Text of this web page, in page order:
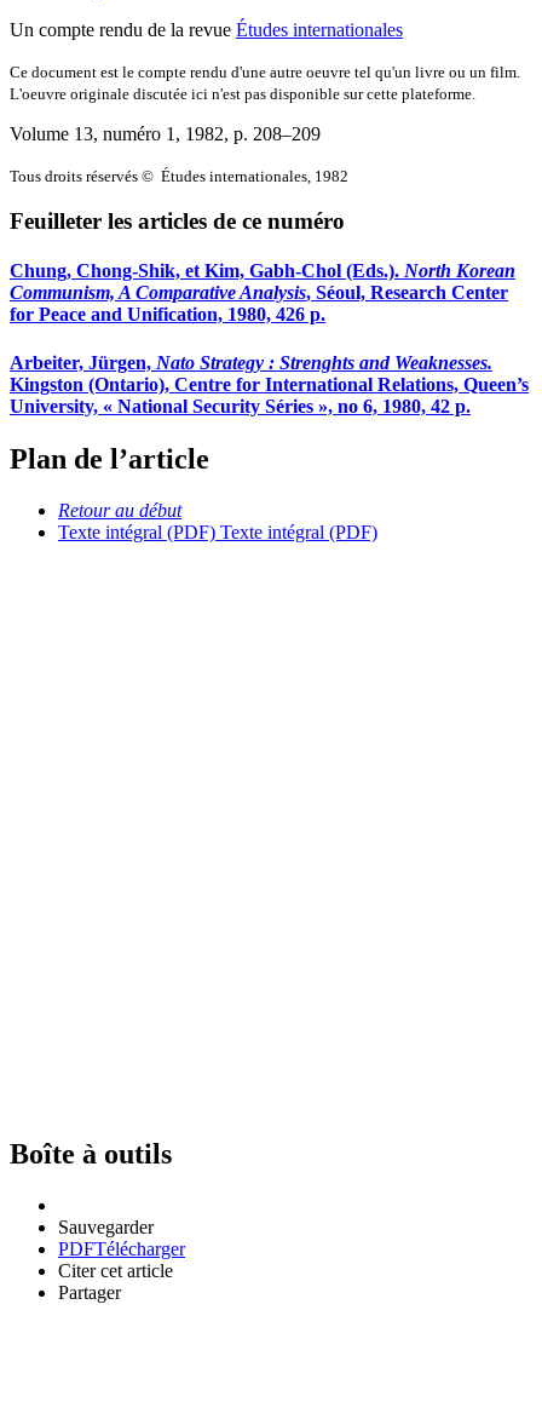
Un compte rendu de la revue Études internationales
Ce document est le compte rendu d'une autre oeuvre tel qu'un livre ou un film.
L'oeuvre originale discutée ici n'est pas disponible sur cette plateforme.
Volume 13, numéro 1, 1982, p. 208–209
Tous droits réservés © Études internationales, 1982
Feuilleter les articles de ce numéro
Chung, Chong-Shik, et Kim, Gabh-Chol (Eds.). North Korean
Communism, A Comparative Analysis, Séoul, Research Center
for Peace and Unification, 1980, 426 p.
Arbeiter, Jürgen, Nato Strategy : Strenghts and Weaknesses.
Kingston (Ontario), Centre for International Relations, Queen’s
University, « National Security Séries », no 6, 1980, 42 p.
Plan de l’article
Retour au début
Texte intégral (PDF) Texte intégral (PDF)
Boîte à outils
Sauvegarder
PDFTélécharger
Citer cet article
Partager